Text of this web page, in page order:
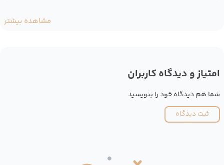
مشاهده بیشتر
امتیاز و دیدگاه کاربران
شما هم دیدگاه خود را بنویسید
ثبت دیدگاه